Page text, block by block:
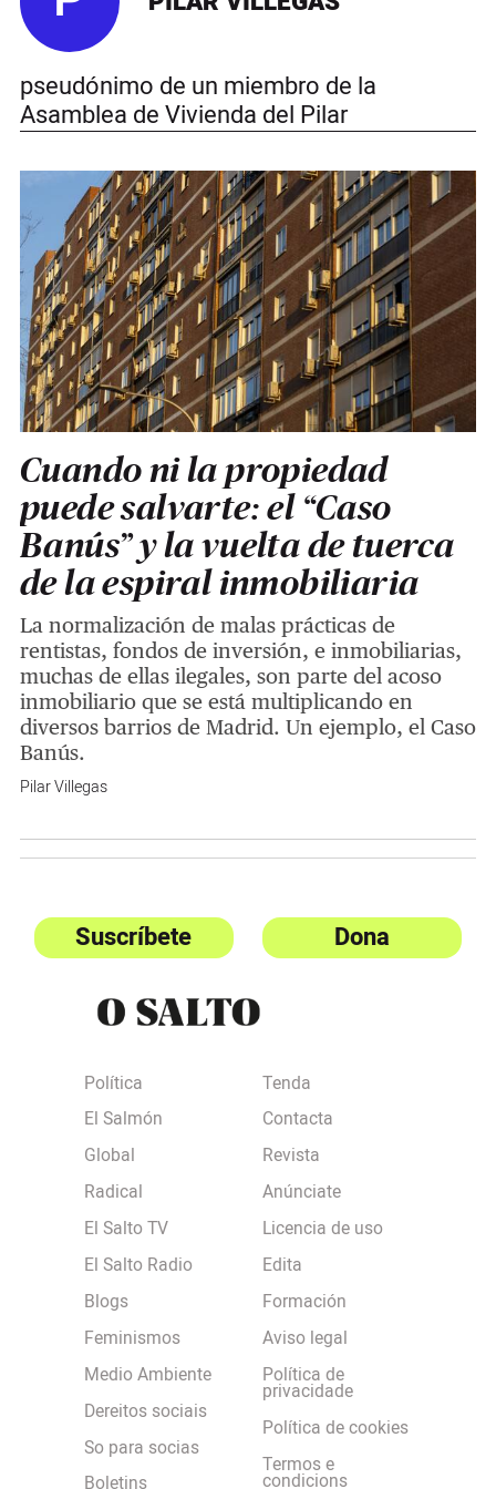
pseudónimo de un miembro de la
Asamblea de Vivienda del Pilar
Cuando ni la propiedad
puede salvarte: el “Caso
Banús” y la vuelta de tuerca
de la espiral inmobiliaria
La normalización de malas prácticas de
rentistas, fondos de inversión, e inmobiliarias,
muchas de ellas ilegales, son parte del acoso
inmobiliario que se está multiplicando en
diversos barrios de Madrid. Un ejemplo, el Caso
Banús.
Pilar Villegas
Suscríbete Dona
Política
El Salmón
Global
Radical
El Salto TV
El Salto Radio
Blogs
Feminismos
Medio Ambiente
Dereitos sociais
So para socias
Tenda
Contacta
Revista
Anúnciate
Licencia de uso
Edita
Formación
Aviso legal
Política de
privacidade
Política de cookies
Termos e
condicions